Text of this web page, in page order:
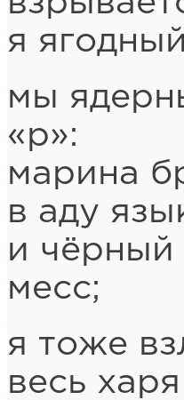
я
мы
«р»:
марина
в аду
и чёрный
месс;
я тоже
весь